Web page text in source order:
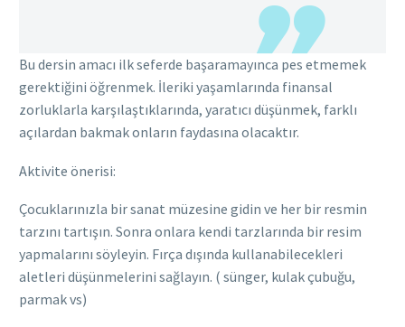
Bu dersin amacı ilk seferde başaramayınca pes etmemek
gerektiğini öğrenmek. İleriki yaşamlarında finansal
zorluklarla karşılaştıklarında, yaratıcı düşünmek, farklı
açılardan bakmak onların faydasına olacaktır.
Aktivite önerisi:
Çocuklarınızla bir sanat müzesine gidin ve her bir resmin
tarzını tartışın. Sonra onlara kendi tarzlarında bir resim
yapmalarını söyleyin. Fırça dışında kullanabilecekleri
aletleri düşünmelerini sağlayın. ( sünger, kulak çubuğu,
parmak vs)